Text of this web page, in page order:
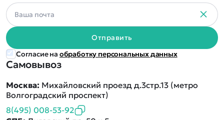
Самовывоз
Москва: Михайловский проезд д.3стр.13 (метро
Волгоградский проспект)
8(495) 008-53-92
Отправить
Согласие на обработку персональных данных